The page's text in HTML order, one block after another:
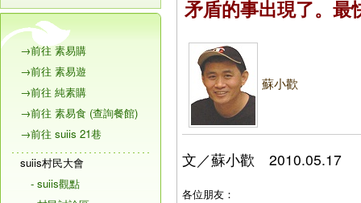
→前往 素易購
→前往 素易遊
→前往 純素購
→前往 素易食 (查詢餐館)
→前往 suiis 21巷
suiis村民大會
- suiis觀點
矛盾的事出現了。
蘇小歡
文／蘇小歡 2010.05.17
各位朋友：